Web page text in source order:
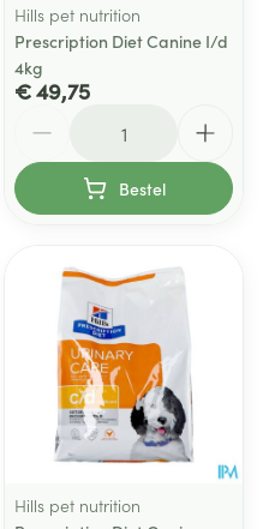
Hills pet nutrition
Prescription Diet Canine I/d
4kg
€ 49,75
Bestel
Hills pet nutrition